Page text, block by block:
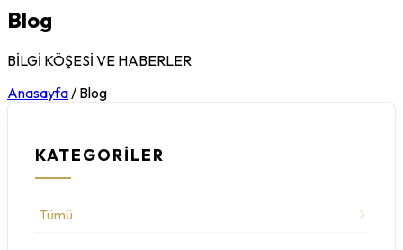
Blog
BİLGİ KÖŞESİ VE HABERLER
Anasayfa / Blog
KATEGORİLER
Tümü